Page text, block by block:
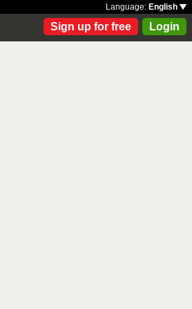
Language: English
Sign up for free Login